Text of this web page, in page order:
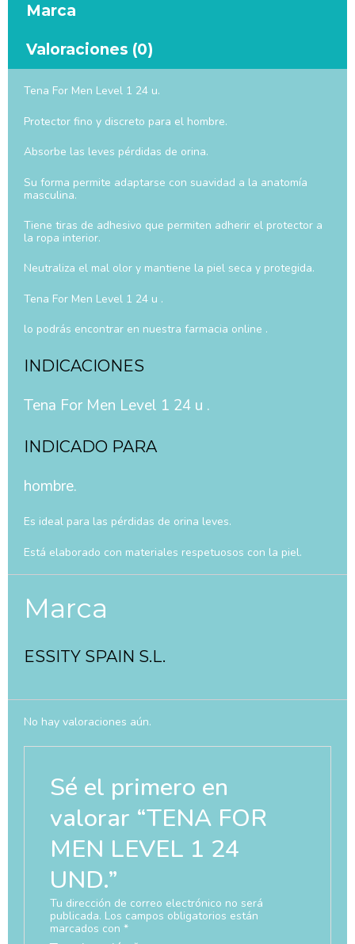
Marca
Valoraciones (0)
Tena For Men Level 1 24 u.
Protector fino y discreto para el hombre.
Absorbe las leves pérdidas de orina.
Su forma permite adaptarse con suavidad a la anatomía
masculina.
Tiene tiras de adhesivo que permiten adherir el protector a
la ropa interior.
Neutraliza el mal olor y mantiene la piel seca y protegida.
Tena For Men Level 1 24 u .
lo podrás encontrar en nuestra farmacia online .
INDICACIONES
Tena For Men Level 1 24 u .
INDICADO PARA
hombre.
Es ideal para las pérdidas de orina leves.
Está elaborado con materiales respetuosos con la piel.
Marca
ESSITY SPAIN S.L.
No hay valoraciones aún.
Sé el primero en
valorar “TENA FOR
MEN LEVEL 1 24
UND.”
Tu dirección de correo electrónico no será
publicada. Los campos obligatorios están
marcados con *